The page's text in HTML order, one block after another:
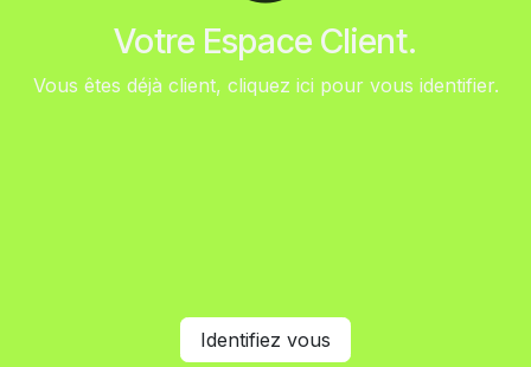
Votre Espace Client.
Vous êtes déjà client, cliquez ici pour vous identifier.
Identifiez vous